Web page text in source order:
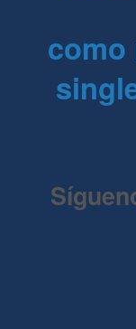
como